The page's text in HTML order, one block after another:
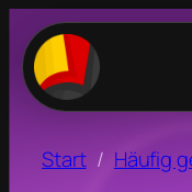
Start Häufig